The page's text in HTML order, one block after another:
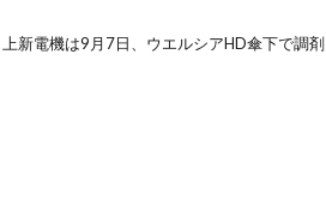
新電機は9月7日、ウエルシアHD傘下で調剤